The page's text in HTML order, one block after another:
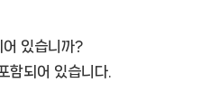
있습니까?
함되어 있습니다.